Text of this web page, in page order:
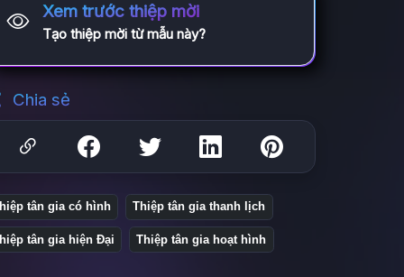
Xem trước thiệp mời
Tạo thiệp mời từ mẫu này?
Chia sẻ
tân gia có hình Thiệp tân gia thanh lịch
tân gia hiện Đại Thiệp tân gia hoạt hình